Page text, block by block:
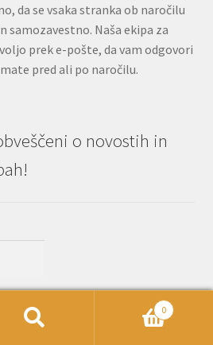
da se vsaka stranka ob naročilu
samozavestno. Naša ekipa za
prek e-pošte, da vam odgovori
pred ali po naročilu.
o novostih in
0